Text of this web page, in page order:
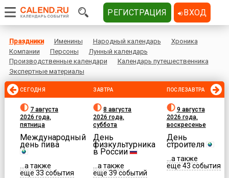
Праздники Именины Народный календарь
Хроника
Компании
Персоны
Лунный календарь
Производственные календари
Календарь путешественника
Экспертные материалы
СЕГОДНЯ
7 августа
2026 года,
пятница
Международный
день пива
...а также
еще 33 события
ЗАВТРА
8 августа
2026 года,
суббота
День
физкультурника
в России
...а также
еще 39 событий
ПОСЛЕЗАВТРА
9 августа
2026 года,
воскресенье
День
строителя
...а также
еще 43 события
РЕГИСТРАЦИЯ ВХОД